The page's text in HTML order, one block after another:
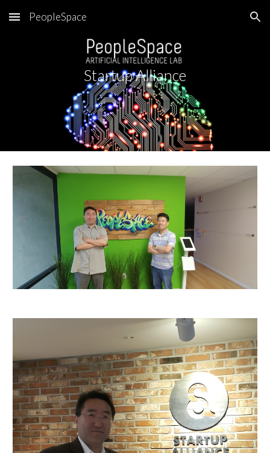
Skip to main content Skip to navigation
PeopleSpace
Startup Alliance